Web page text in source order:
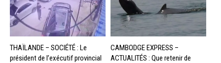
THAÏLANDE – SOCIÉTÉ : Le
président de l’exécutif provincial
CAMBODGE EXPRESS –
ACTUALITÉS : Que retenir de